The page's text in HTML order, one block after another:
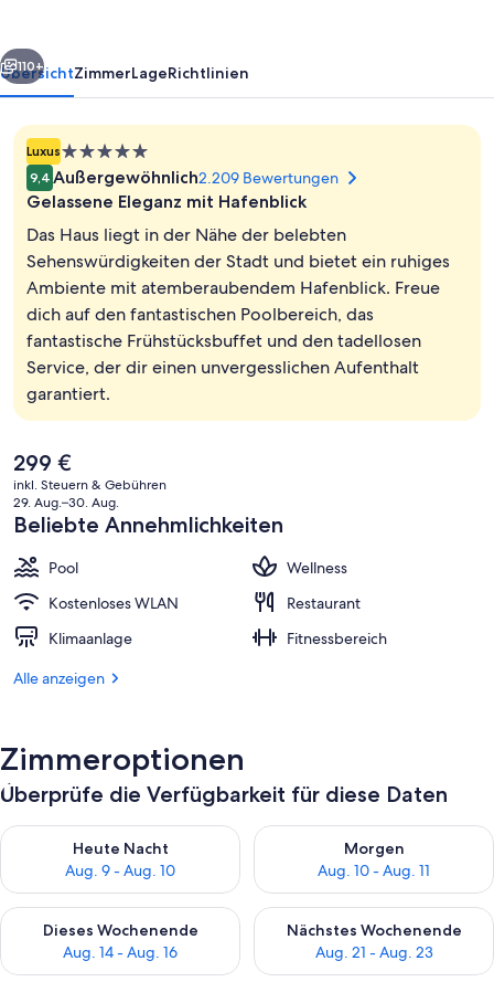
Außenbereich
Weiter
110+
ÜbersichtZimmerLageRichtlinien
Luxus5.0-
Sterne-
Unterkunft
9,4 Außergewöhnlich2.209 Bewertungen
Gelassene Eleganz mit Hafenblick
Das Haus liegt in der Nähe der belebten
Sehenswürdigkeiten der Stadt und bietet ein ruhiges
Ambiente mit atemberaubendem Hafenblick. Freue
dich auf den fantastischen Poolbereich, das
fantastische Frühstücksbuffet und den tadellosen
Service, der dir einen unvergesslichen Aufenthalt
garantiert.
Der
aktuelle
Preis
beträgt
299 €.
299 €
inkl. Steuern & Gebühren
29. Aug.–30. Aug.
Beliebte Annehmlichkeiten
Pool
Wellness
Kostenloses WLAN
Restaurant
Klimaanlage
Fitnessbereich
Alle anzeigen
Zimmeroptionen
Überprüfe die Verfügbarkeit für diese Daten
Heute Nacht
Aug. 9 - Aug. 10
Überprüfe die Verfügbarkeit für heute Nacht, Aug. 9 - Aug.
Morgen
Aug. 10 - Aug. 11
Überprüfe die Verfügbarkeit
Dieses Wochenende
Aug. 14 - Aug. 16
Überprüfe die Verfügbarkeit für dieses Wochenende, Aug. 14
Nächstes Wochenende
Aug. 21 - Aug. 23
Überprüfe die Verfügbarkeit